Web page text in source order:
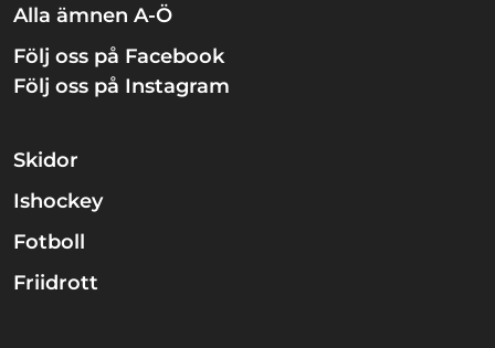
Alla ämnen A-Ö
Följ oss på Facebook
Följ oss på Instagram
Skidor
Ishockey
Fotboll
Friidrott